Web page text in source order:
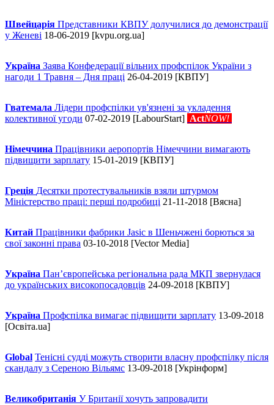
Швейцарія Представники КВПУ долучилися до демонстрації
у Женеві 18-06-2019 [kvpu.org.ua]
Україна Заява Конфедерації вільних профспілок України з
нагоди 1 Травня – Дня праці 26-04-2019 [КВПУ]
Гватемала Лідери профспілки ув'язнені за укладення
колективної угоди 07-02-2019 [LabourStart] ActNOW!
Німеччина Працівники аеропортів Німеччини вимагають
підвищити зарплату 15-01-2019 [КВПУ]
Греція Десятки протестувальників взяли штурмом
Міністерство праці: перші подробиці 21-11-2018 [Вясна]
Китай Працівники фабрики Jasic в Шеньчжені борються за
свої законні права 03-10-2018 [Vector Media]
Україна Пан’європейська регіональна рада МКП звернулася
до українських високопосадовців 24-09-2018 [КВПУ]
Україна Профспілка вимагає підвищити зарплату 13-09-2018
[Освіта.ua]
Global Тенісні судді можуть створити власну профспілку після
скандалу з Сереною Вільямс 13-09-2018 [Укрінформ]
Великобританія У Британії хочуть запровадити